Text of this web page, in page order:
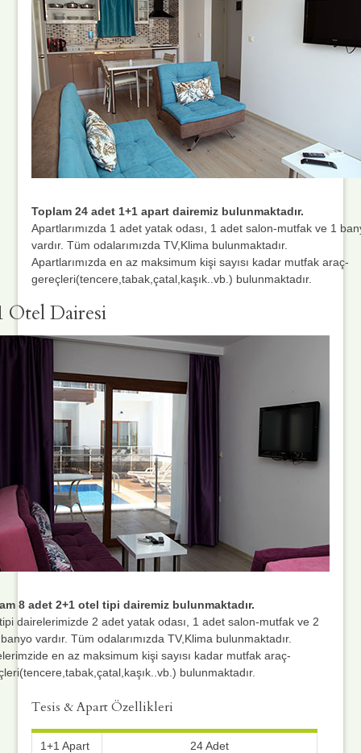
Toplam 24 adet 1+1 apart dairemiz bulunmaktadır.
Apartlarımızda 1 adet yatak odası, 1 adet salon-mutfak ve 1
vardır. Tüm odalarımızda TV,Klima bulunmaktadır.
Apartlarımızda en az maksimum kişi sayısı kadar mutfak araç-
gereçleri(tencere,tabak,çatal,kaşık..vb.) bulunmaktadır.
Otel Dairesi
8 adet 2+1 otel tipi dairemiz bulunmaktadır.
dairelerimizde 2 adet yatak odası, 1 adet salon-mutfak ve 2
vardır. Tüm odalarımızda TV,Klima bulunmaktadır.
en az maksimum kişi sayısı kadar mutfak araç-
bulunmaktadır.
Tesis & Apart Özellikleri
1+1 Apart
24 Adet